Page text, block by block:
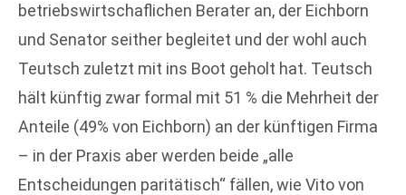
betriebswirtschaflichen Berater an, der Eichborn
und Senator seither begleitet und der wohl auch
Teutsch zuletzt mit ins Boot geholt hat. Teutsch
hält künftig zwar formal mit 51 % die Mehrheit der
Anteile (49% von Eichborn) an der künftigen Firma
– in der Praxis aber werden beide „alle
Entscheidungen paritätisch“ fällen, wie Vito von